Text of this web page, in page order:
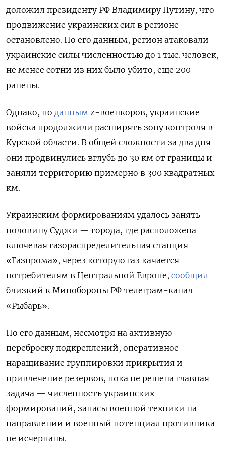
доложил президенту РФ Владимиру Путину, что
продвижение украинских сил в регионе
остановлено. По его данным, регион атаковали
украинские силы численностью до 1 тыс. человек,
не менее сотни из них было убито, еще 200 —
ранены.
Однако, по данным z-военкоров, украинские
войска продолжили расширять зону контроля в
Курской области. В общей сложности за два дня
они продвинулись вглубь до 30 км от границы и
заняли территорию примерно в 300 квадратных
км.
Украинским формированиям удалось занять
половину Суджи — города, где расположена
ключевая газораспределительная станция
«Газпрома», через которую газ качается
потребителям в Центральной Европе, сообщил
близкий к Минобороны РФ телеграм-канал
«Рыбарь».
По его данным, несмотря на активную
переброску подкреплений, оперативное
наращивание группировки прикрытия и
привлечение резервов, пока не решена главная
задача — численность украинских
формирований, запасы военной техники на
направлении и военный потенциал противника
не исчерпаны.